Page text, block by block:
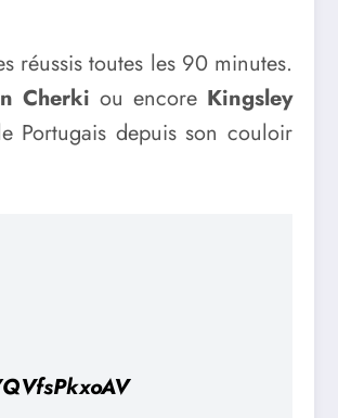
réussis toutes les 90 minutes.
Cherki ou encore Kingsley
Portugais depuis son couloir